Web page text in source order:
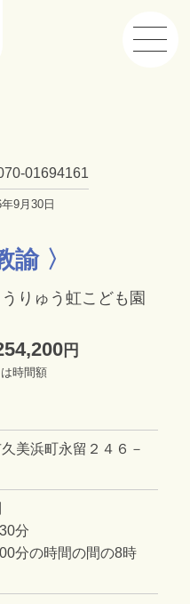
01694161
9月30日
諭 〉
りゅう虹こども園
円
時間額
美浜町永留２４６－
分
分の時間の間の8時